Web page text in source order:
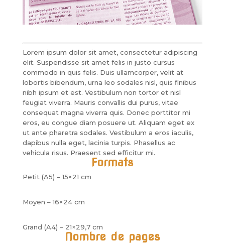
Lorem ipsum dolor sit amet, consectetur adipiscing
elit. Suspendisse sit amet felis in justo cursus
commodo in quis felis. Duis ullamcorper, velit at
lobortis bibendum, urna leo sodales nisl, quis finibus
nibh ipsum et est. Vestibulum non tortor et nisl
feugiat viverra. Mauris convallis dui purus, vitae
consequat magna viverra quis. Donec porttitor mi
eros, eu congue diam posuere ut. Aliquam eget ex
ut ante pharetra sodales. Vestibulum a eros iaculis,
dapibus nulla eget, lacinia turpis. Phasellus ac
vehicula risus. Praesent sed efficitur mi.
Formats
Petit (A5) – 15×21 cm
Moyen – 16×24 cm
Grand (A4) – 21×29,7 cm
Nombre de pages